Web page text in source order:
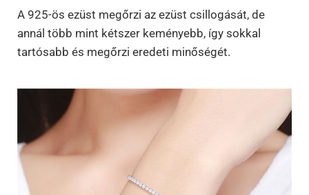
A 925-ös ezüst megőrzi az ezüst csillogását, de
annál több mint kétszer keményebb, így sokkal
tartósabb és megőrzi eredeti minőségét.